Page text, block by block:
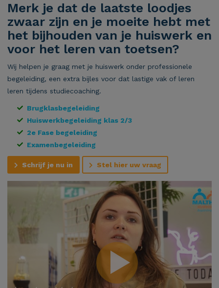
Merk je dat de laatste loodjes
zwaar zijn en je moeite hebt met
het bijhouden van je huiswerk en
voor het leren van toetsen?
Wij helpen je graag met je huiswerk onder professionele
begeleiding, een extra bijles voor dat lastige vak of leren
leren tijdens studiecoaching.
Brugklasbegeleiding
Huiswerkbegeleiding klas 2/3
2e Fase begeleiding
Examenbegeleiding
Schrijf je nu in Stel hier uw vraag